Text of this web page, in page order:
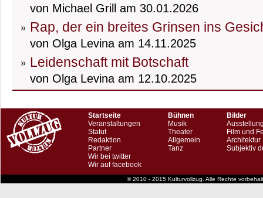
von Michael Grill am 30.01.2026
Rap, der ein breites Grinsen ins
von Olga Levina am 14.11.2025
Leidenschaft mit Botschaft
von Olga Levina am 12.10.2025
Startseite
Veranstaltungen
Statut
Redaktion
Partner
Wir bei twitter
Wir auf facebook
Bühnen
Musik
Theater
Allgemein
Tanz
Bilder
Film und
Architektur
Subjektiv
© 2010 - 2015 Kulturvollzug. Alle Rechte